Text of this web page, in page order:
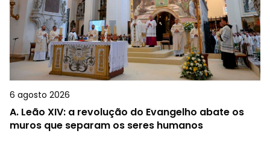
6 agosto 2026
A. Leão XIV: a revolução do Evangelho abate os
muros que separam os seres humanos